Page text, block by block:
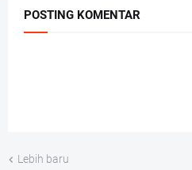
POSTING KOMENTAR
Lebih baru